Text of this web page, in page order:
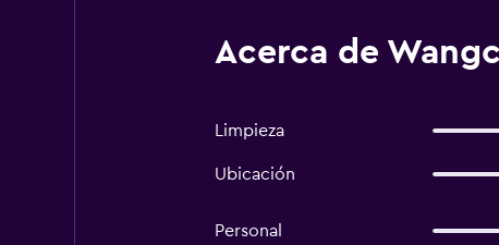
Acerca de
Limpieza
Ubicación
Personal